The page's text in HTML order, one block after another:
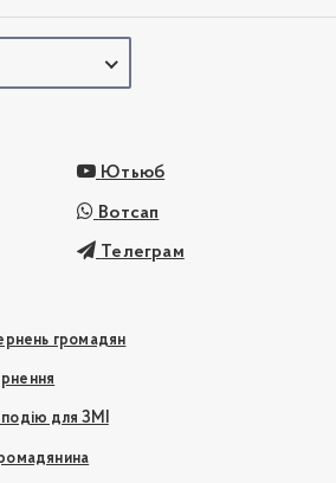
Ютьюб
Вотсап
Телеграм
громадян
для ЗМІ